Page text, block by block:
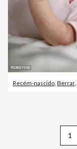
Recém-nascido Berrar